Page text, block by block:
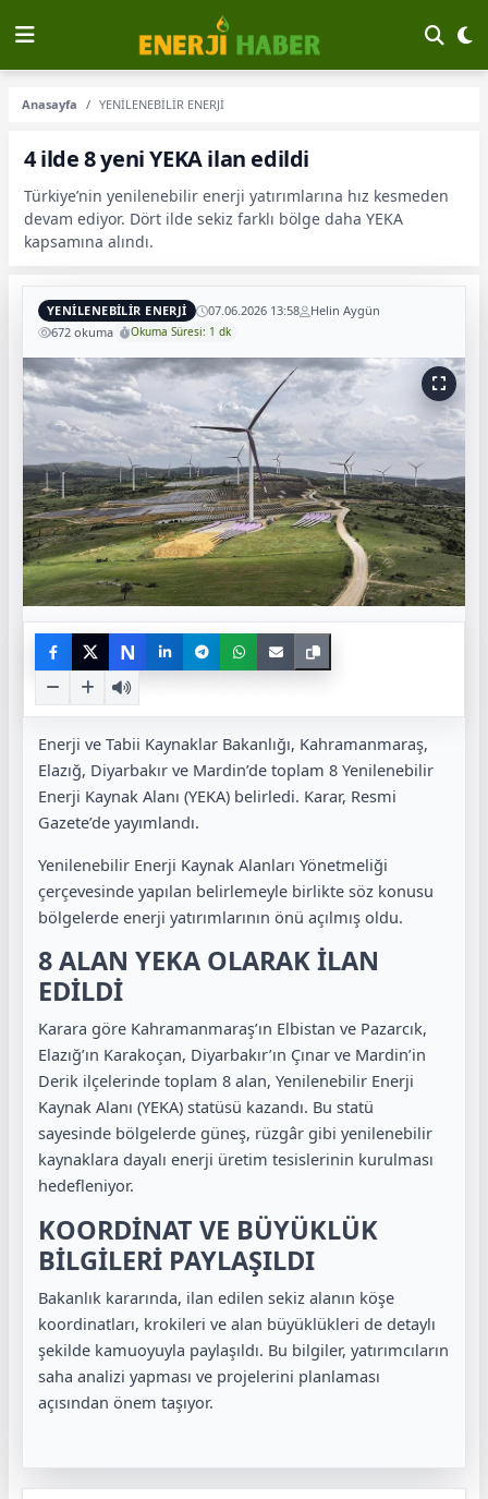
Anasayfa YENİLENEBİLİR ENERJİ
4 ilde 8 yeni YEKA ilan edildi
Türkiye’nin yenilenebilir enerji yatırımlarına hız kesmeden
devam ediyor. Dört ilde sekiz farklı bölge daha YEKA
kapsamına alındı.
YENİLENEBİLİR ENERJİ 07.06.2026 13:58
Helin Aygün
672 okuma
Okuma Süresi: 1 dk
N
Enerji ve Tabii Kaynaklar Bakanlığı, Kahramanmaraş,
Elazığ, Diyarbakır ve Mardin’de toplam 8 Yenilenebilir
Enerji Kaynak Alanı (YEKA) belirledi. Karar, Resmi
Gazete’de yayımlandı.
Yenilenebilir Enerji Kaynak Alanları Yönetmeliği
çerçevesinde yapılan belirlemeyle birlikte söz konusu
bölgelerde enerji yatırımlarının önü açılmış oldu.
8 ALAN YEKA OLARAK İLAN
EDİLDİ
Karara göre Kahramanmaraş’ın Elbistan ve Pazarcık,
Elazığ’ın Karakoçan, Diyarbakır’ın Çınar ve Mardin’in
Derik ilçelerinde toplam 8 alan, Yenilenebilir Enerji
Kaynak Alanı (YEKA) statüsü kazandı. Bu statü
sayesinde bölgelerde güneş, rüzgâr gibi yenilenebilir
kaynaklara dayalı enerji üretim tesislerinin kurulması
hedefleniyor.
KOORDİNAT VE BÜYÜKLÜK
BİLGİLERİ PAYLAŞILDI
Bakanlık kararında, ilan edilen sekiz alanın köşe
koordinatları, krokileri ve alan büyüklükleri de detaylı
şekilde kamuoyuyla paylaşıldı. Bu bilgiler, yatırımcıların
saha analizi yapması ve projelerini planlaması
açısından önem taşıyor.